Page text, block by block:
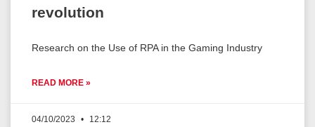
revolution
Research on the Use of RPA in the Gaming Industry
READ MORE »
04/10/2023 12:12